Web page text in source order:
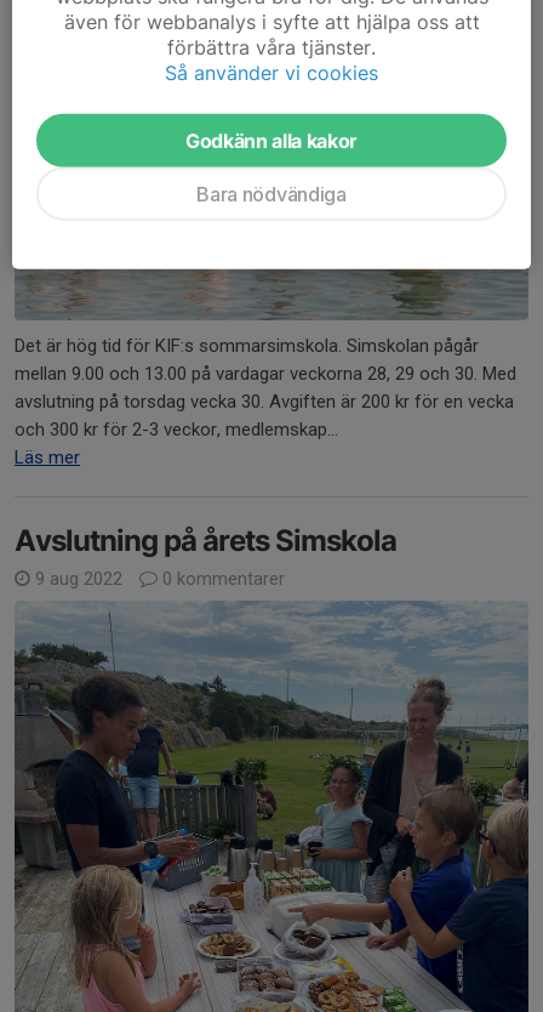
1 jul 2024 1 kommentar
Det är hög tid för KIF:s sommarsimskola. Simskolan pågår
mellan 9.00 och 13.00 på vardagar veckorna 28, 29 och 30. Med
avslutning på torsdag vecka 30. Avgiften är 200 kr för en vecka
och 300 kr för 2-3 veckor, medlemskap...
Läs mer
Avslutning på årets Simskola
9 aug 2022 0 kommentarer
även för webbanalys i syfte att hjälpa oss att
förbättra våra tjänster.
Så använder vi cookies
Godkänn alla kakor
Bara nödvändiga